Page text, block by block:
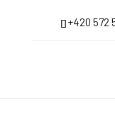
+420 572